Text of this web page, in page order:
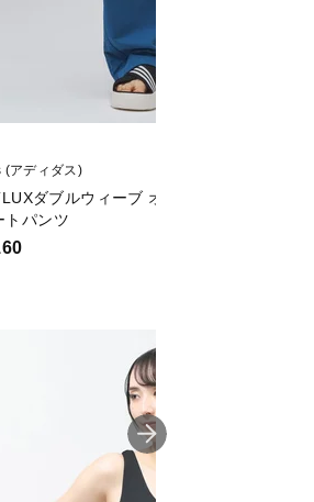
(アディダス)
ダブルウィーブ オーバーサイズフィッ
トパンツ